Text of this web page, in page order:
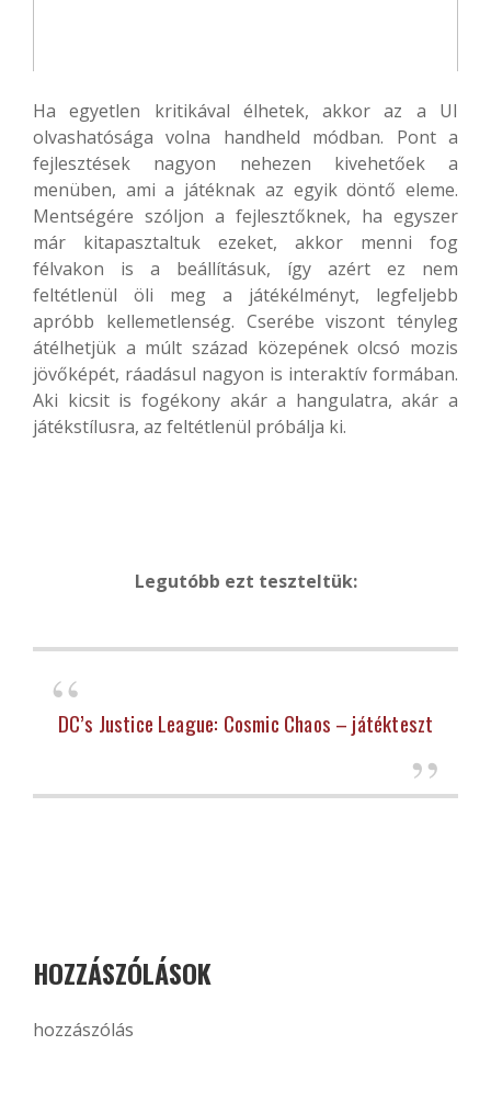
Ha egyetlen kritikával élhetek, akkor az a UI
olvashatósága volna handheld módban. Pont a
fejlesztések nagyon nehezen kivehetőek a
menüben, ami a játéknak az egyik döntő eleme.
Mentségére szóljon a fejlesztőknek, ha egyszer
már kitapasztaltuk ezeket, akkor menni fog
félvakon is a beállításuk, így azért ez nem
feltétlenül öli meg a játékélményt, legfeljebb
apróbb kellemetlenség. Cserébe viszont tényleg
átélhetjük a múlt század közepének olcsó mozis
jövőképét, ráadásul nagyon is interaktív formában.
Aki kicsit is fogékony akár a hangulatra, akár a
játékstílusra, az feltétlenül próbálja ki.
Legutóbb ezt teszteltük:
DC’s Justice League: Cosmic Chaos – játékteszt
HOZZÁSZÓLÁSOK
hozzászólás